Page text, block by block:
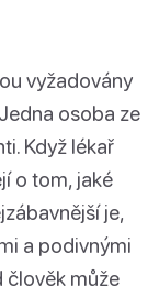
vyžadovány
osoba ze
Když lékař
o tom, jaké
je,
a podivnými
člověk může